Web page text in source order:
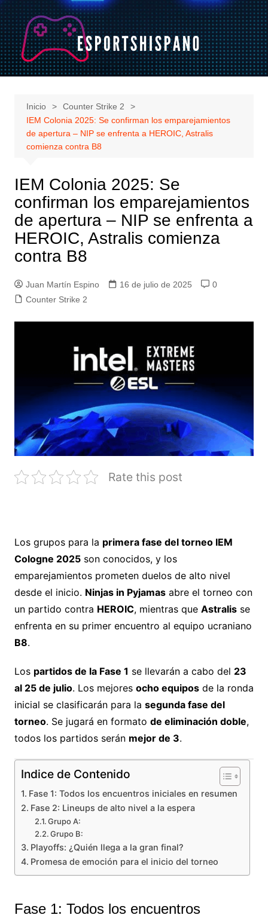
Saltar
al
contenido
Inicio
Counter Strike 2
IEM Colonia 2025: Se confirman los emparejamientos
de apertura – NIP se enfrenta a HEROIC, Astralis
comienza contra B8
IEM Colonia 2025: Se
confirman los emparejamientos
de apertura – NIP se enfrenta a
HEROIC, Astralis comienza
contra B8
Juan Martín Espino 16 de julio de 2025
0
Counter Strike 2
Rate this post
Los grupos para la primera fase del torneo IEM
Cologne 2025son conocidos, y los
emparejamientos prometen duelos de alto nivel
desde el inicio. Ninjas in Pyjamasabre el torneo con
un partido contra HEROIC, mientras que Astralisse
enfrenta en su primer encuentro al equipo ucraniano
B8.
Los partidos de la Fase 1 se llevarán a cabo del 23
al 25 de julio. Los mejores ocho equiposde la ronda
inicial se clasificarán para la segunda fase del
torneo. Se jugará en formato de eliminación doble,
todos los partidos serán mejor de 3.
Indice de Contenido
Fase 1: Todos los encuentros iniciales en resumen
Fase 2: Lineups de alto nivel a la espera
Grupo A:
Grupo B:
Playoffs: ¿Quién llega a la gran final?
Promesa de emoción para el inicio del torneo
Fase 1: Todos los encuentros